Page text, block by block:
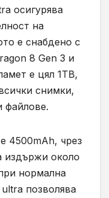
осигурява
на
е снабдено с
8 Gen 3 и
е цял 1TB,
снимки,
файлове.
4500mAh, чрез
издържи около
нормална
позволява